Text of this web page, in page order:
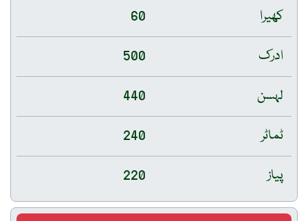
کھیرا
60
ادرک
500
لہسن
440
ٹماٹر
240
پیاز
220